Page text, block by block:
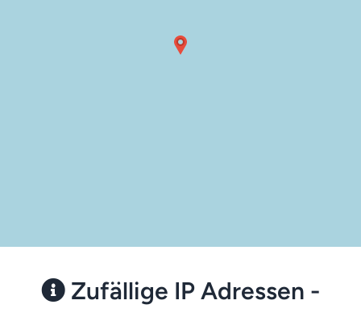
Zufällige IP Adressen -